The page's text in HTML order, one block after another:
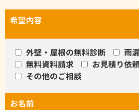
希望内容
外壁・屋根の無料診断
雨
無料資料請求
お見積り依
その他のご相談
お名前